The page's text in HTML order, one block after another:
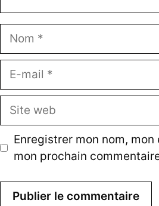
Nom
E-
Site
web
Enregistrer mon nom,
mon prochain